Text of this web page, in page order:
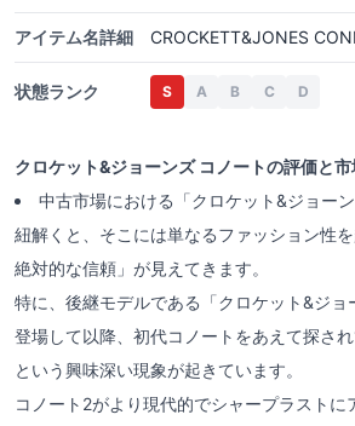
アイテム名詳細 CROCKETT&JONES
状態ランク S A B C D
クロケット&ジョーンズ コノートの評価と
中古市場における「クロケット&ジョー
紐解くと、そこには単なるファッション性
絶対的な信頼」が見えてきます。
特に、後継モデルである「クロケット&ジ
登場して以降、初代コノートをあえて探さ
という興味深い現象が起きています。
コノート2がより現代的でシャープラストに